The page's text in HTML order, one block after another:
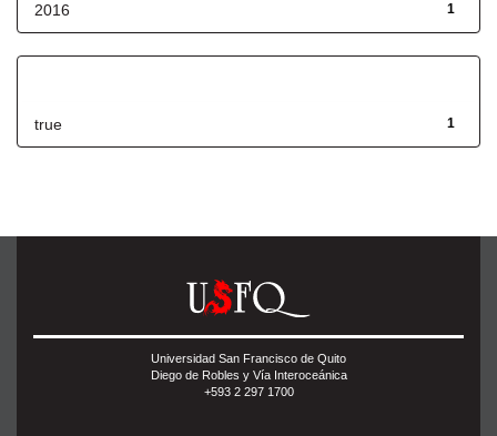
1
2016
1
true
Universidad San Francisco de Quito
Diego de Robles y Vía Interoceánica
+593 2 297 1700